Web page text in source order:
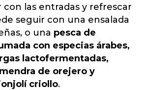
con las entradas y refrescar
seguir con una ensalada
o una pesca de
con especias árabes,
lactofermentadas,
de orejero y
criollo.